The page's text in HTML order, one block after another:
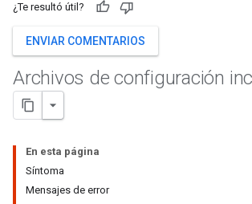
¿Te resultó útil?
ENVIAR COMENTARIOS
Archivos de configuración
En esta página
Síntoma
Mensajes de error